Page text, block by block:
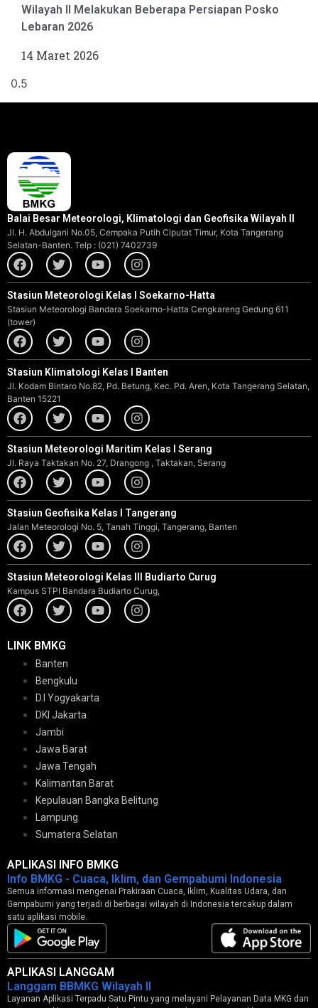
Wilayah II Melakukan Beberapa Persiapan Posko
Lebaran 2026
14 Maret 2026
Balai Besar Meteorologi, Klimatologi dan Geofisika Wilayah II
Jl. H. Abdulgani No.05, Cempaka Putih Ciputat Timur, Kota Tangerang
Selatan-Banten. Telp : (021) 7402739
Stasiun Meteorologi Kelas I Soekarno-Hatta
Stasiun Meteorologi Bandara Soekarno-Hatta Cengkareng Gedung 611
(tower)
Stasiun Klimatologi Kelas I Banten
Jl. Kodam Bintaro No.82, Pd. Betung, Kec. Pd. Aren, Kota Tangerang Selatan,
Banten 15221
Stasiun Meteorologi Maritim Kelas I Serang
Jl. Raya Taktakan No. 27, Drangong , Taktakan, Serang
Stasiun Geofisika Kelas I Tangerang
Jalan Meteorologi No. 5, Tanah Tinggi, Tangerang, Banten
Stasiun Meteorologi Kelas III Budiarto Curug
Kampus STPI Bandara Budiarto Curug,
LINK BMKG
Banten
Bengkulu
D.I Yogyakarta
DKI Jakarta
Jambi
Jawa Barat
Jawa Tengah
Kalimantan Barat
Kepulauan Bangka Belitung
Lampung
Sumatera Selatan
APLIKASI INFO BMKG
Info BMKG - Cuaca, Iklim, dan Gempabumi Indonesia
Semua informasi mengenai Prakiraan Cuaca, Iklim, Kualitas Udara, dan
Gempabumi yang terjadi di berbagai wilayah di Indonesia tercakup dalam
satu aplikasi mobile.
APLIKASI LANGGAM
Langgam BBMKG Wilayah II
Layanan Aplikasi Terpadu Satu Pintu yang melayani Pelayanan Data MKG dan